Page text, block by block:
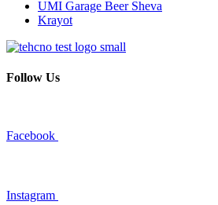
UMI Garage Beer Sheva
Krayot
Follow Us
Facebook
Instagram